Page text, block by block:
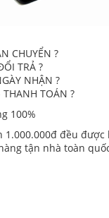
CHUYỂN ?
TRẢ ?
NHẬN ?
TOÁN ?
100%
1.000.000đ đều
tận nhà toàn